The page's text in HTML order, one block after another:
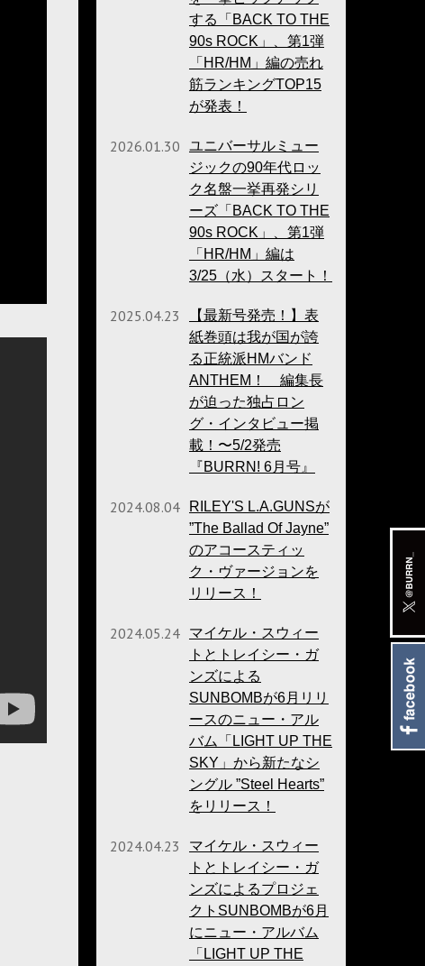
する「BACK TO THE
90s ROCK」、第1弾
「HR/HM」編の売れ
筋ランキングTOP15
が発表！
2026.01.30
ユニバーサルミュー
ジックの90年代ロッ
ク名盤一挙再発シリ
ーズ「BACK TO THE
90s ROCK」、第1弾
「HR/HM」編は
3/25（水）スタート！
2025.04.23
【最新号発売！】表
紙巻頭は我が国が誇
る正統派HMバンド
ANTHEM！ 編集長
が迫った独占ロン
グ・インタビュー掲
載！〜5/2発売
『BURRN! 6月号』
2024.08.04
RILEY'S L.A.GUNSが
”The Ballad Of Jayne”
のアコースティッ
ク・ヴァージョンを
リリース！
2024.05.24
マイケル・スウィー
トとトレイシー・ガ
ンズによる
SUNBOMBが6月リリ
ースのニュー・アル
バム「LIGHT UP THE
SKY」から新たなシ
ングル ”Steel Hearts”
をリリース！
2024.04.23
マイケル・スウィー
トとトレイシー・ガ
ンズによるプロジェ
クトSUNBOMBが6月
にニュー・アルバム
「LIGHT UP THE